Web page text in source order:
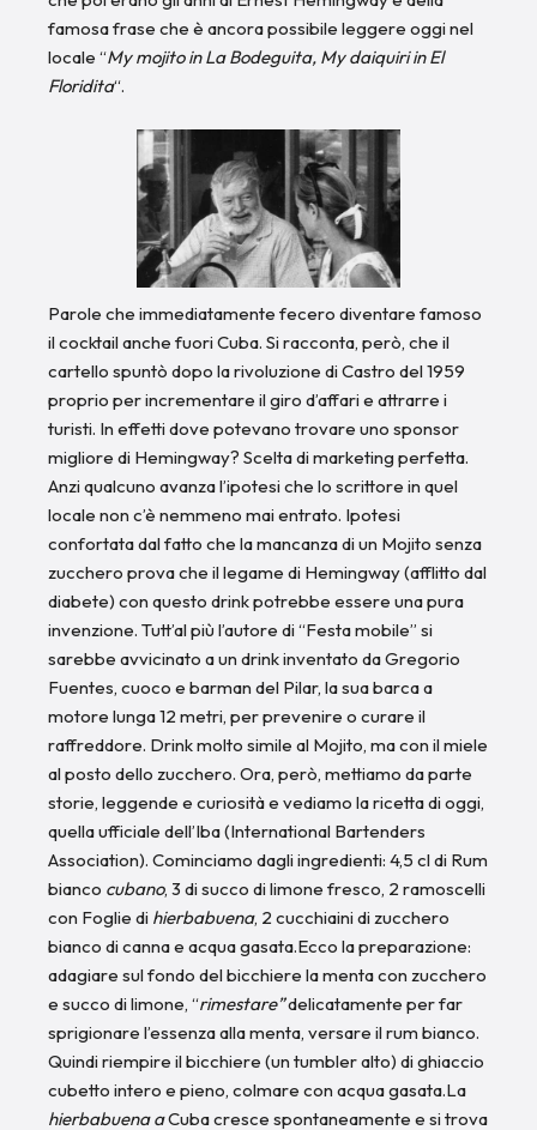
famosa frase che è ancora possibile leggere oggi nel
locale “My mojito in La Bodeguita, My daiquiri in El
Floridita“.
Parole che immediatamente fecero diventare famoso
il cocktail anche fuori Cuba. Si racconta, però, che il
cartello spuntò dopo la rivoluzione di Castro del 1959
proprio per incrementare il giro d’affari e attrarre i
turisti. In effetti dove potevano trovare uno sponsor
migliore di Hemingway? Scelta di marketing perfetta.
Anzi qualcuno avanza l’ipotesi che lo scrittore in quel
locale non c’è nemmeno mai entrato. Ipotesi
confortata dal fatto che la mancanza di un Mojito senza
zucchero prova che il legame di Hemingway (afflitto dal
diabete) con questo drink potrebbe essere una pura
invenzione. Tutt’al più l’autore di “Festa mobile” si
sarebbe avvicinato a un drink inventato da Gregorio
Fuentes, cuoco e barman del Pilar, la sua barca a
motore lunga 12 metri, per prevenire o curare il
raffreddore. Drink molto simile al Mojito, ma con il miele
al posto dello zucchero. Ora, però, mettiamo da parte
storie, leggende e curiosità e vediamo la ricetta di oggi,
quella ufficiale dell’Iba (International Bartenders
Association). Cominciamo dagli ingredienti: 4,5 cl di Rum
bianco cubano, 3 di succo di limone fresco, 2 ramoscelli
con Foglie di hierbabuena, 2 cucchiaini di zucchero
bianco di canna e acqua gasata.Ecco la preparazione:
adagiare sul fondo del bicchiere la menta con zucchero
e succo di limone, “rimestare”delicatamente per far
sprigionare l’essenza alla menta, versare il rum bianco.
Quindi riempire il bicchiere (un tumbler alto) di ghiaccio
cubetto intero e pieno, colmare con acqua gasata.La
hierbabuena aCuba cresce spontaneamente e si trova